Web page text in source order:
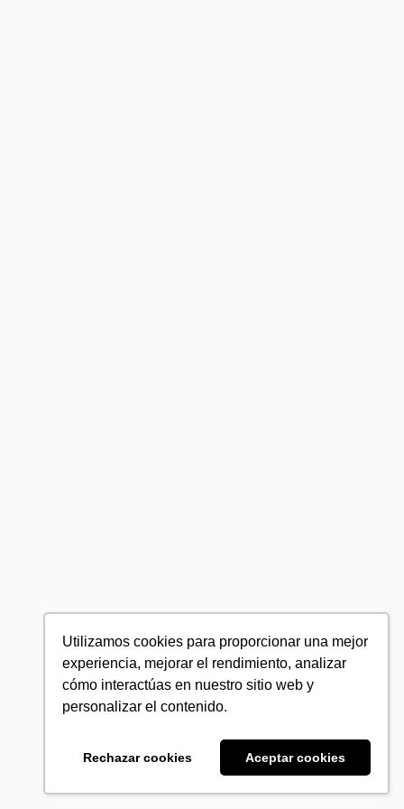
Utilizamos cookies para proporcionar una mejor
experiencia, mejorar el rendimiento, analizar
cómo interactúas en nuestro sitio web y
personalizar el contenido.
Rechazar cookies Aceptar cookies